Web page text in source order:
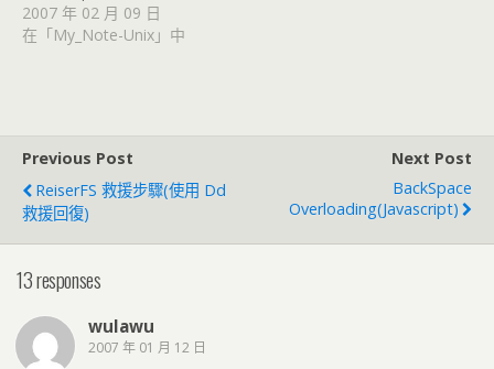
2007 年 02 月 09 日
在「My_Note-Unix」中
Previous Post
ReiserFS 救援步驟(使用 Dd
救援回復)
Next Post
BackSpace
Overloading(Javascript)
13 responses
wulawu
2007 年 01 月 12 日